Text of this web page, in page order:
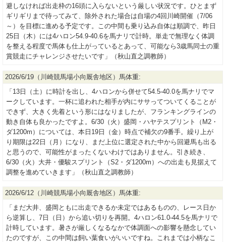
避しなければ出走枠の16頭に入らないという厳しい状況です。ひとまず
ギリギリまで待ってみて、除外された場合は自場の4回川崎開催（7/06
～）を目標に進める予定です。この中間も乗り込み自体は順調で、昨日
25日（木）には4ハロン54.9-40.6を馬ナリで計時。単走で無理なく体調
を整える程度で馬体も仕上がっているとあって、可能なら3歳馬同士の重
賞競走にチャレンジさせたいです」（秋山直之調教師）
2026/6/19（川崎競馬場小向厩舎地区）馬体重:
「13日（土）に時計を出し、4ハロンから併せて54.5-40.0を馬ナリでマ
ークしています。一杯に追われた相手が内にササってついてくることが
できず、大きく先着という形にはなりましたが、フランキングラインの
動き自体も良かったですよ。6/30（火）盛岡・ハヤテスプリント（M2・
ダ1200m）については、本日19日（金）時点で補欠の9番手。繰り上が
り期限は22日（月）になり、まだ上位に選定された中から回避馬も出る
と思うので、可能性がまったくないわけではありません。引き続き、
6/30（火）大井・優駿スプリント（S2・ダ1200m）への出走も見据えて
調整を進めていきます」（秋山直之調教師）
2026/6/12（川崎競馬場小向厩舎地区）馬体重:
「まだ大井、盛岡ともに出走できるか未定ではあるものの、レース日か
ら逆算し、7日（日）から追い切りを再開。4ハロン61.0-44.5を馬ナリで
計時しています。暑さが厳しくなるなかで体調面への影響を懸念してい
たのですが、この中間は飼い葉食いがいいですね。これまでは小柄なこ